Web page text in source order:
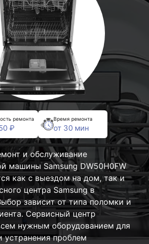
ремонта
₽
Время ремонта
от 30 мин
и обслуживание
машины Samsung DW50H0FW
как с выездом на дом, так и
центра Samsung в
зависит от типа поломки и
Сервисный центр
нужным оборудованием для
устранения проблем